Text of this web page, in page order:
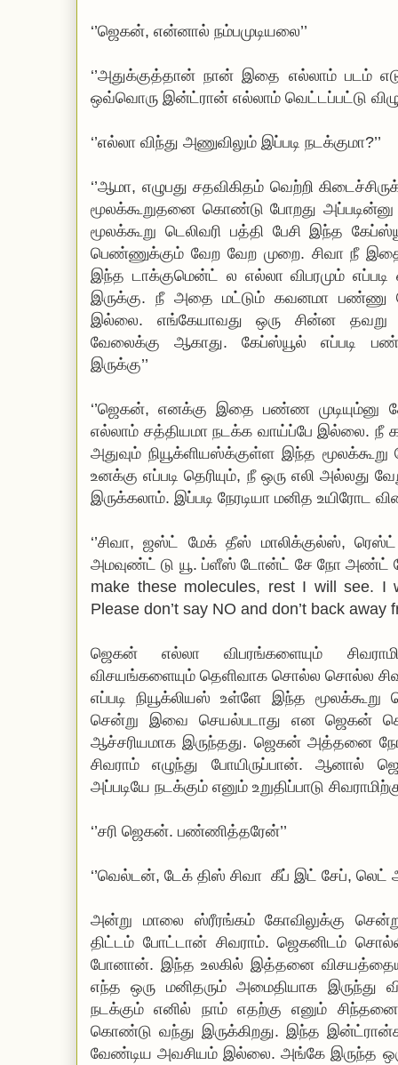
‘’ஜெகன், என்னால் நம்பமுடியலை’’
‘’அதுக்குத்தான் நான் இதை எல்லாம் படம்
ஒவ்வொரு இன்ட்ரான் எல்லாம் வெட்டப்பட்டு
‘’எல்லா விந்து அணுவிலும் இப்படி நடக்குமா?’’
‘’ஆமா, எழுபது சதவிகிதம் வெற்றி
மூலக்கூறுதனை கொண்டு போறது அப்படின்னு
மூலக்கூறு டெலிவரி பத்தி பேசி இந்த
பெண்ணுக்கும் வேற வேற முறை. சிவா நீ
இந்த டாக்குமென்ட் ல எல்லா விபரமும்
இருக்கு. நீ அதை மட்டும் கவனமா பண்ணு
இல்லை. எங்கேயாவது ஒரு சின்ன தவறு
வேலைக்கு ஆகாது. கேப்ஸ்யூல் எப்படி
இருக்கு’’
‘’ஜெகன், எனக்கு இதை பண்ண
எல்லாம் சத்தியமா நடக்க வாய்ப்பே இல்லை. நீ
அதுவும் நியூக்ளியஸ்க்குள்ள இந்த
உனக்கு எப்படி தெரியும், நீ ஒரு எலி அல்லது
இருக்கலாம். இப்படி நேரடியா மனித உயிரோட
‘’சிவா, ஜஸ்ட் மேக் தீஸ் மாலிக்குல்ஸ்,
அமவுண்ட் டு யூ. ப்ளீஸ் டோன்ட் சே நோ அண்ட்
make these molecules, rest I will see. I
Please don’t say NO and don’t back away
ஜெகன் எல்லா விபரங்களையும்
விசயங்களையும் தெளிவாக சொல்ல சொல்ல
எப்படி நியூக்லியஸ் உள்ளே இந்த மூலக்கூறு
சென்று இவை செயல்படாது என ஜெகன்
ஆச்சரியமாக இருந்தது. ஜெகன் அத்தனை
சிவராம் எழுந்து போயிருப்பான். ஆனால்
அப்படியே நடக்கும் எனும் உறுதிப்பாடு
‘’சரி ஜெகன். பண்ணித்தரேன்’’
‘’வெல்டன், டேக் திஸ் சிவா கீப் இட் சேப், லெட்
அன்று மாலை ஸ்ரீரங்கம் கோவிலுக்கு
திட்டம் போட்டான் சிவராம். ஜெகனிடம்
போனான். இந்த உலகில் இத்தனை
எந்த ஒரு மனிதரும் அமைதியாக இருந்து
நடக்கும் எனில் நாம் எதற்கு எனும்
கொண்டு வந்து இருக்கிறது. இந்த
வேண்டிய அவசியம் இல்லை. அங்கே இருந்த